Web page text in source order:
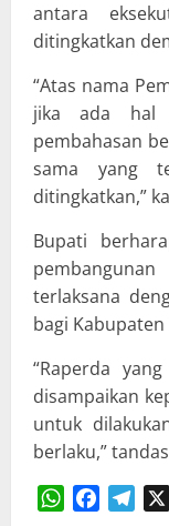
antara
ditingkatkan
“Atas nama
jika ada hal
pembahasan
sama yang
ditingkatkan,”
Bupati
terlaksana
bagi Kabupaten
“Raperda
disampaikan
untuk
berlaku,”